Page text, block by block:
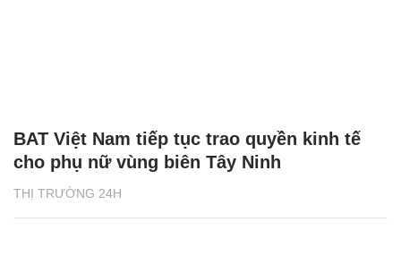
THỊ TRƯỜNG 24H
BAT Việt Nam tiếp tục trao quyền kinh tế
cho phụ nữ vùng biên Tây Ninh